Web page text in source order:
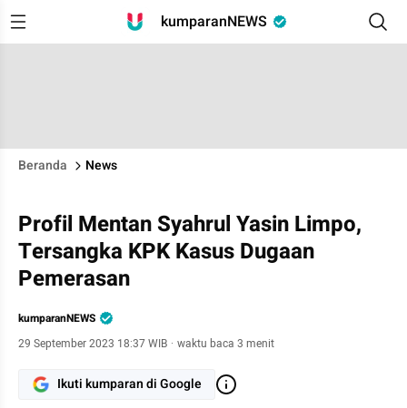
kumparanNEWS
Beranda News
Profil Mentan Syahrul Yasin Limpo,
Tersangka KPK Kasus Dugaan
Pemerasan
kumparanNEWS
29 September 2023 18:37 WIB · waktu baca 3 menit
Ikuti kumparan di Google